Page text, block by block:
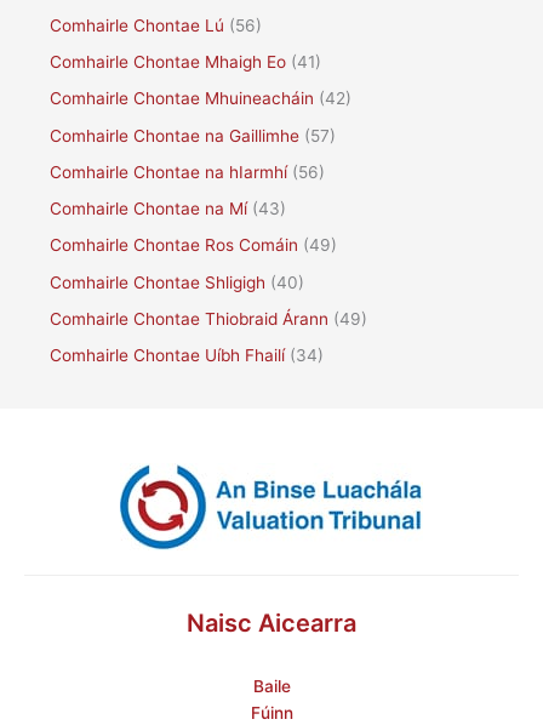
Comhairle Chontae Lú (56)
Comhairle Chontae Mhaigh Eo (41)
Comhairle Chontae Mhuineacháin (42)
Comhairle Chontae na Gaillimhe (57)
Comhairle Chontae na hIarmhí(56)
Comhairle Chontae na Mí(43)
Comhairle Chontae Ros Comáin (49)
Comhairle Chontae Shligigh (40)
Comhairle Chontae Thiobraid Árann (49)
Comhairle Chontae Uíbh Fhailí(34)
Naisc Aicearra
Baile
Fúinn